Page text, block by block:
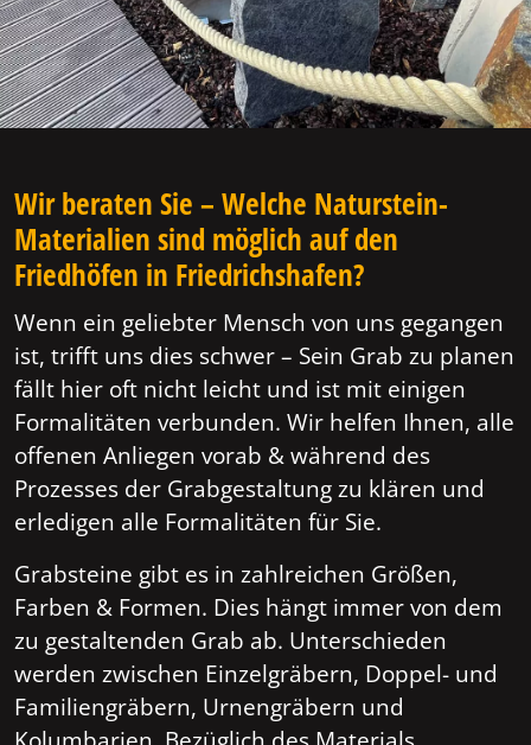
Wir beraten Sie – Welche Naturstein-
Materialien sind möglich auf den
Friedhöfen in Friedrichshafen?
Wenn ein geliebter Mensch von uns gegangen
ist, trifft uns dies schwer – Sein Grab zu planen
fällt hier oft nicht leicht und ist mit einigen
Formalitäten verbunden. Wir helfen Ihnen, alle
offenen Anliegen vorab & während des
Prozesses der Grabgestaltung zu klären und
erledigen alle Formalitäten für Sie.
Grabsteine gibt es in zahlreichen Größen,
Farben & Formen. Dies hängt immer von dem
zu gestaltenden Grab ab. Unterschieden
werden zwischen Einzelgräbern, Doppel- und
Familiengräbern, Urnengräbern und